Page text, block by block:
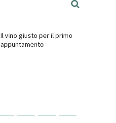
Il vino giusto per il primo
appuntamento